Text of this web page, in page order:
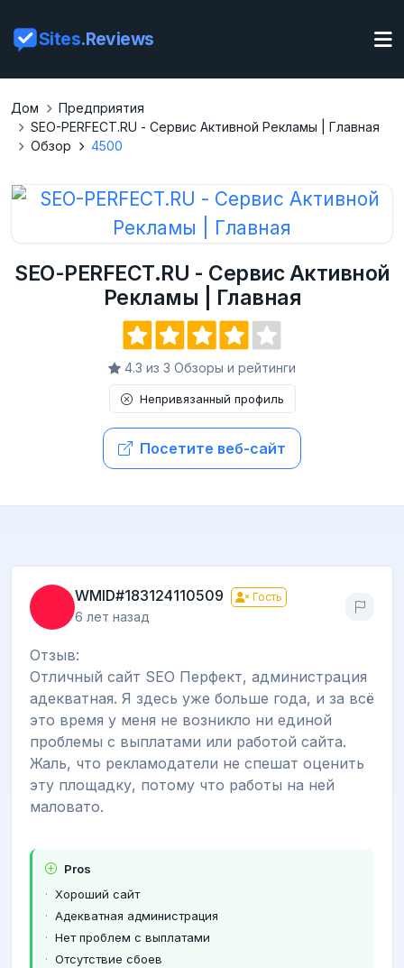
Sites.Reviews
Дом
Предприятия
SEO-PERFECT.RU - Сервис Активной Рекламы | Главная
Обзор
4500
SEO-PERFECT.RU - Сервис Активной
Рекламы | Главная
4.3 из 3 Обзоры и рейтинги
Непривязанный профиль
Посетите веб-сайт
WMID#183124110509 Гость
6 лет назад
Отзыв:
Отличный сайт SEO Перфект, администрация
адекватная. Я здесь уже больше года, и за всё
это время у меня не возникло ни единой
проблемы с выплатами или работой сайта.
Жаль, что рекламодатели не спешат оценить
эту площадку, потому что работы на ней
маловато.
Pros
Хороший сайт
Адекватная администрация
Нет проблем с выплатами
Отсутствие сбоев